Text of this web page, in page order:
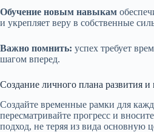
Обучение новым навыкам
и укрепляет веру в собственные
Важно помнить: успех требует
шагом вперед.
Создание личного плана развития и
Создайте временные рамки для
пересматривайте прогресс и
подход, не теряя из вида основную